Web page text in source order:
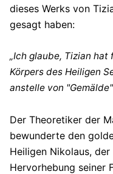
dieses Werks von
gesagt haben:
„Ich glaube, Tizian
Körpers des Heiligen
anstelle von
Der Theoretiker der
bewunderte den
Heiligen Nikolaus,
Hervorhebung seiner